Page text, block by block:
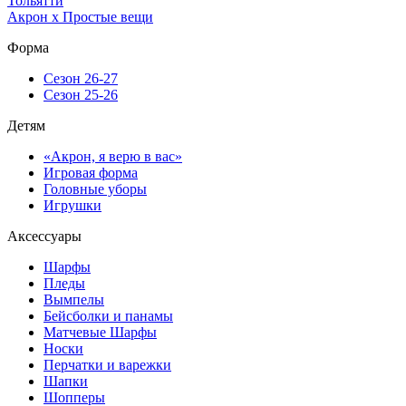
Акрон x Простые вещи
Форма
Сезон 26-27
Сезон 25-26
Детям
«Акрон, я верю в вас»
Игровая форма
Головные уборы
Игрушки
Аксессуары
Шарфы
Пледы
Вымпелы
Бейсболки и панамы
Матчевые Шарфы
Носки
Перчатки и варежки
Шапки
Шопперы